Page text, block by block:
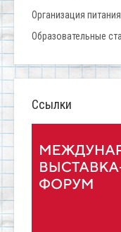
Организация
Образовательные
Ссылки